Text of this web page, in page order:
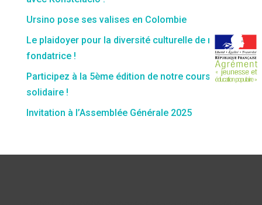
Ursino pose ses valises en Colombie
Le plaidoyer pour la diversité culturelle de notre
fondatrice !
Participez à la 5ème édition de notre course
solidaire !
Invitation à l’Assemblée Générale 2025